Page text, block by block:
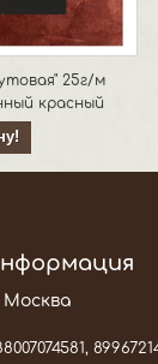
25г/м
красный
Москва